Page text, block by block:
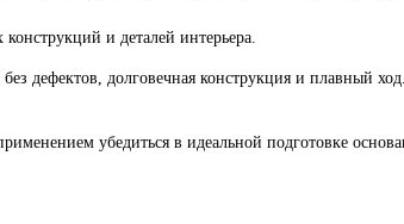
и деталей интерьера.
дефектов, долговечная конструкция и плавный ход.
убедиться в идеальной подготовке